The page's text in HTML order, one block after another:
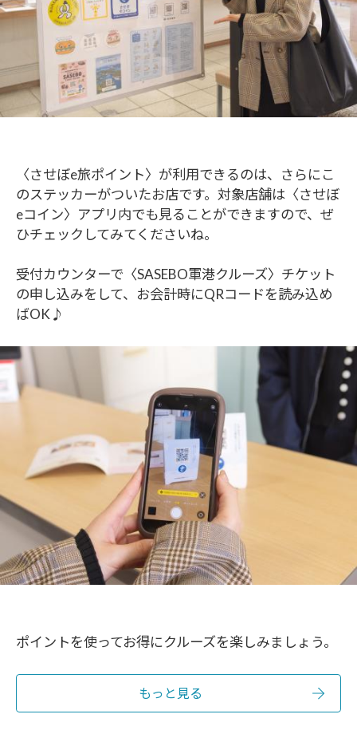
〈させぼe旅ポイント〉が利用できるのは、さらにこ
のステッカーがついたお店です。対象店舗は〈させぼ
eコイン〉アプリ内でも見ることができますので、ぜ
ひチェックしてみてくださいね。
受付カウンターで〈SASEBO軍港クルーズ〉チケット
の申し込みをして、お会計時にQRコードを読み込め
ばOK♪
ポイントを使ってお得にクルーズを楽しみましょう。
もっと見る